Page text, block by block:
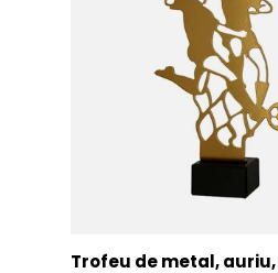
Trofeu de metal,